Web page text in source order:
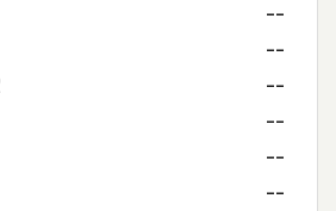
--
--
--
--
--
--